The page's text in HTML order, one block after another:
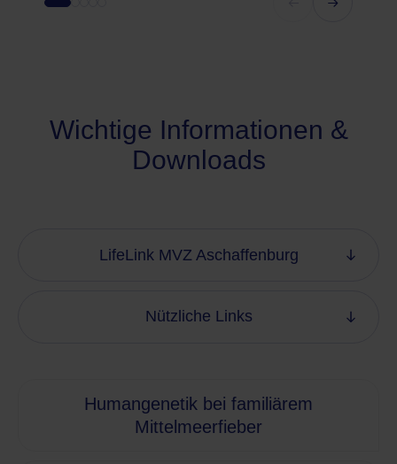
Wichtige Informationen &
Downloads
LifeLink MVZ Aschaffenburg
Nützliche Links
Humangenetik bei familiärem
Mittelmeerfieber